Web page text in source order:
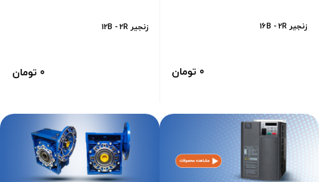
زنجیر 16B - 2R
0 تومان
زنجیر 12B - 2R
0 تومان